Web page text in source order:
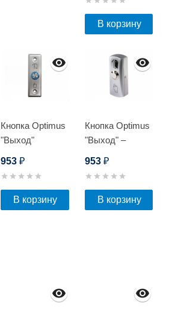
В корзину
Кнопка Optimus
"Выход"
подсветкой
953₽
В корзину
Кнопка Optimus
"Выход" –
953 ₽
В корзину